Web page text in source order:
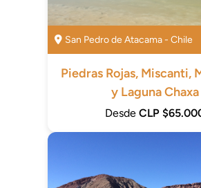
San Pedro de Atacama - Chile
Piedras Rojas, Miscanti,
y Laguna Chaxa
Desde CLP